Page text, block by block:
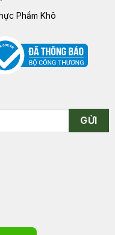
Phẩm Khô
GỬI